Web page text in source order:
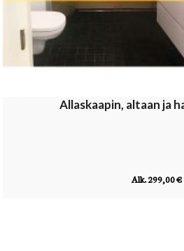
Allaskaapin, altaan ja
Alk. 299,00 €